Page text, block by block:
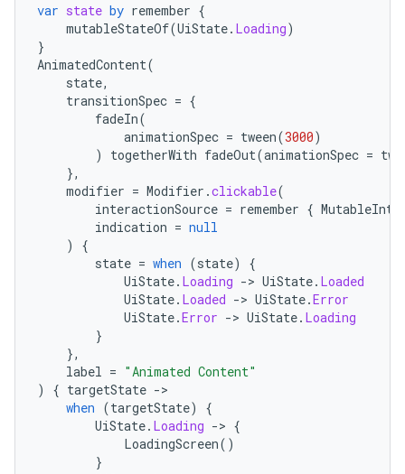
var state by remember {
mutableStateOf(UiState. Loading)
}
AnimatedContent(
state,
transitionSpec = {
fadeIn(
animationSpec = tween(3000)
)
togetherWith fadeOut(animationSpec =
},
modifier = Modifier .clickable(
interactionSource = remember {
indication = null
)
{
state = when (state)
{
UiState. Loading -> UiState. Loaded
UiState. Loaded -> UiState.Error
UiState.Error -> UiState. Loading
}
},
label = "Animated Content"
)
{ targetState -
when (targetState)
{
UiState. Loading -> {
LoadingScreen()
}